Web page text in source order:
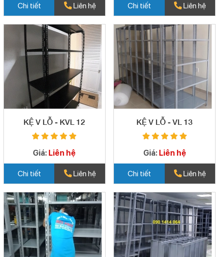
Chi tiết Liên hệ Chi tiết Liên hệ
KỆ V LỖ - KVL 12
Giá: Liên hệ
Chi tiết Liên hệ
KỆ V LỖ - VL 13
Giá: Liên hệ
Chi tiết Liên hệ